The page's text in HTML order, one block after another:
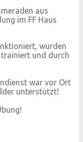
aus
im FF Haus
wurden
trainiert und durch
war vor Ort
unterstützt!